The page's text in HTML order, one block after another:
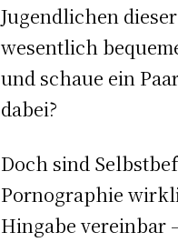
Jugendlichen
wesentlich
und schaue ein
dabei?
Doch sind
Pornographie
Hingabe vereinbar